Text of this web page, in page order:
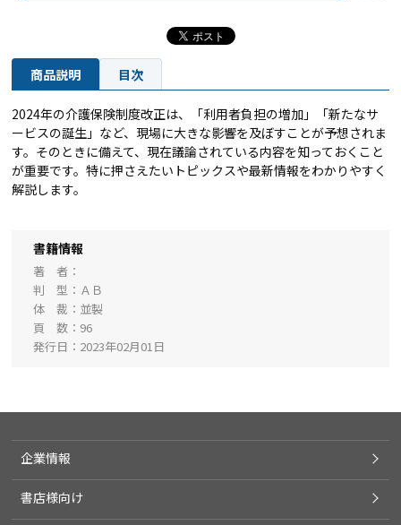
商品説明 目次
2024年の介護保険制度改正は、「利用者負担の増加」「新たなサ
ービスの誕生」など、現場に大きな影響を及ぼすことが予想されま
す。そのときに備えて、現在議論されている内容を知っておくこと
が重要です。特に押さえたいトピックスや最新情報をわかりやすく
解説します。
書籍情報
著 者
判 型
ＡＢ
体 裁
並製
頁 数
96
発行日
2023年02月01日
企業情報
書店様向け